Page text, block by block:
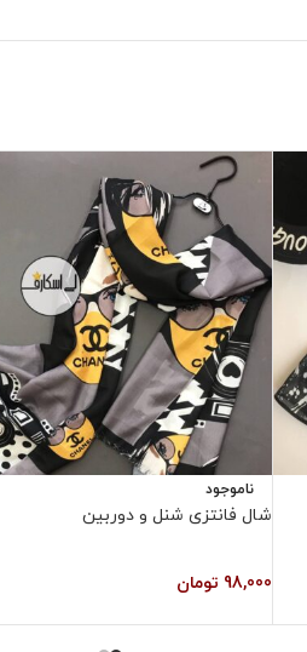
ناموجود
شال فانتزی شنل و دوربین
98,000 تومان